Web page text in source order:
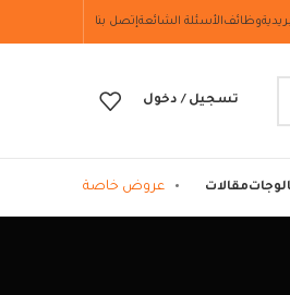
وظائفالأسئلة الشائعةإتصل بنا
تسجيل / دخول
مقالات عروض خاصة